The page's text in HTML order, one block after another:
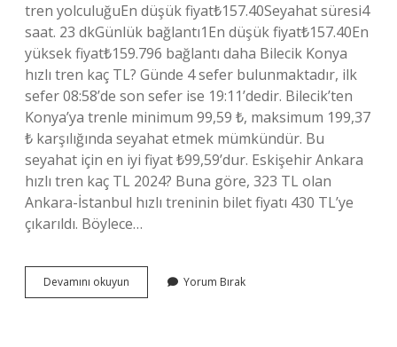
tren yolculuğuEn düşük fiyat₺157.40Seyahat süresi4
saat. 23 dkGünlük bağlantı1En düşük fiyat₺157.40En
yüksek fiyat₺159.796 bağlantı daha Bilecik Konya
hızlı tren kaç TL? Günde 4 sefer bulunmaktadır, ilk
sefer 08:58’de son sefer ise 19:11’dedir. Bilecik’ten
Konya’ya trenle minimum 99,59 ₺, maksimum 199,37
₺ karşılığında seyahat etmek mümkündür. Bu
seyahat için en iyi fiyat ₺99,59’dur. Eskişehir Ankara
hızlı tren kaç TL 2024? Buna göre, 323 TL olan
Ankara-İstanbul hızlı treninin bilet fiyatı 430 TL’ye
çıkarıldı. Böylece…
Devamını okuyun
Hızlı
Yorum Bırak